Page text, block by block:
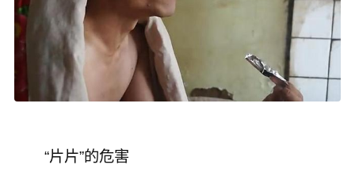
“片片”的危害